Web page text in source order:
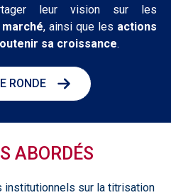
leur vision sur les
, ainsi que les actions
sa croissance.
RONDE
ABORDÉS
institutionnels sur la titrisation